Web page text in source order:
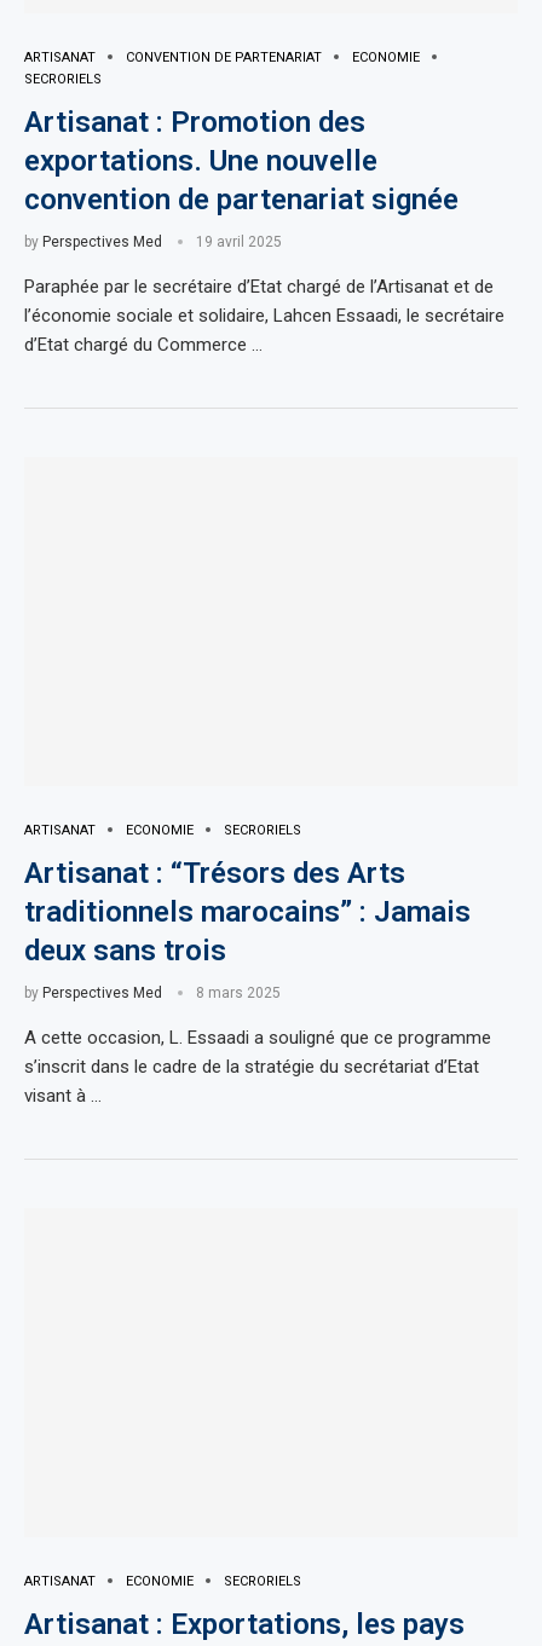
ARTISANAT CONVENTION DE PARTENARIAT
ECONOMIE
SECRORIELS
Artisanat : Promotion des
exportations. Une nouvelle
convention de partenariat signée
by Perspectives Med 19 avril 2025
Paraphée par le secrétaire d’Etat chargé de l’Artisanat et de
l’économie sociale et solidaire, Lahcen Essaadi, le secrétaire
d’Etat chargé du Commerce …
ARTISANAT ECONOMIE SECRORIELS
Artisanat : “Trésors des Arts
traditionnels marocains” : Jamais
deux sans trois
by Perspectives Med 8 mars 2025
A cette occasion, L. Essaadi a souligné que ce programme
s’inscrit dans le cadre de la stratégie du secrétariat d’Etat
visant à …
ARTISANAT ECONOMIE SECRORIELS
Artisanat : Exportations, les pays